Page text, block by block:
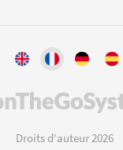
Droits d'auteur 2026